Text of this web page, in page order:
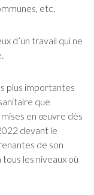
etc.
d’un travail qui ne
plus importantes
que
mises en œuvre dès
devant le
de son
les niveaux où